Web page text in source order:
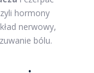
hormony
nerwowy,
bólu.